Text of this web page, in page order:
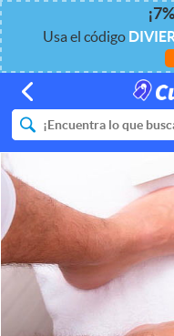
¡7%
Usa el código